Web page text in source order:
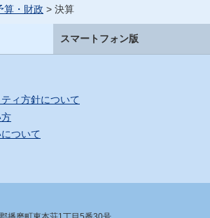
算・財政 > 決算
スマートフォン版
ィ方針について
ついて